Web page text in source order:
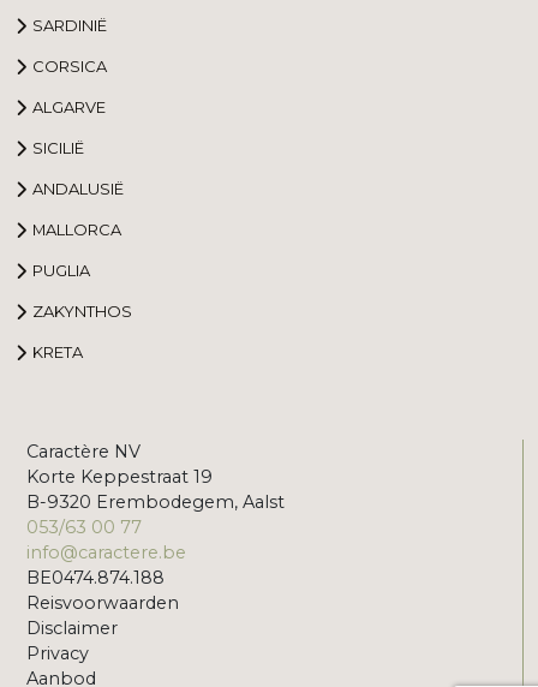
SARDINIË
CORSICA
ALGARVE
SICILIË
ANDALUSIË
MALLORCA
PUGLIA
ZAKYNTHOS
KRETA
Caractère NV
Korte Keppestraat 19
B-9320 Erembodegem, Aalst
053/63 00 77
info@caractere.be
BE0474.874.188
Reisvoorwaarden
Disclaimer
Privacy
Aanbod